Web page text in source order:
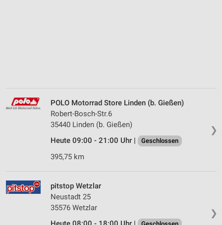
❯
POLO Motorrad Store Linden (b. Gießen)
Robert-Bosch-Str.6
35440 Linden (b. Gießen)
Heute 09:00 - 21:00 Uhr |
Geschlossen
395,75 km
❯
pitstop Wetzlar
Neustadt 25
35576 Wetzlar